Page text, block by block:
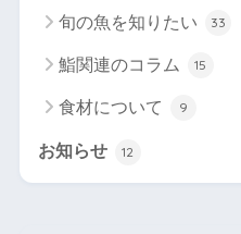
旬の魚を知りたい 33
鮨関連のコラム 15
食材について 9
お知らせ 12